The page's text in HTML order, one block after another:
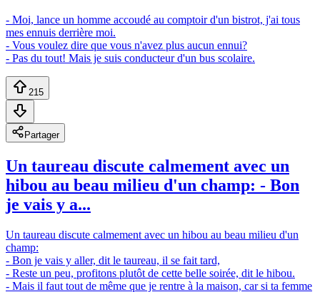
- Moi, lance un homme accoudé au comptoir d'un bistrot, j'ai tous
mes ennuis derrière moi.
- Vous voulez dire que vous n'avez plus aucun ennui?
- Pas du tout! Mais je suis conducteur d'un bus scolaire.
215
Partager
Un taureau discute calmement avec un
hibou au beau milieu d'un champ: - Bon
je vais y a...
Un taureau discute calmement avec un hibou au beau milieu d'un
champ:
- Bon je vais y aller, dit le taureau, il se fait tard,
- Reste un peu, profitons plutôt de cette belle soirée, dit le hibou.
- Mais il faut tout de même que je rentre à la maison, car si ta femme